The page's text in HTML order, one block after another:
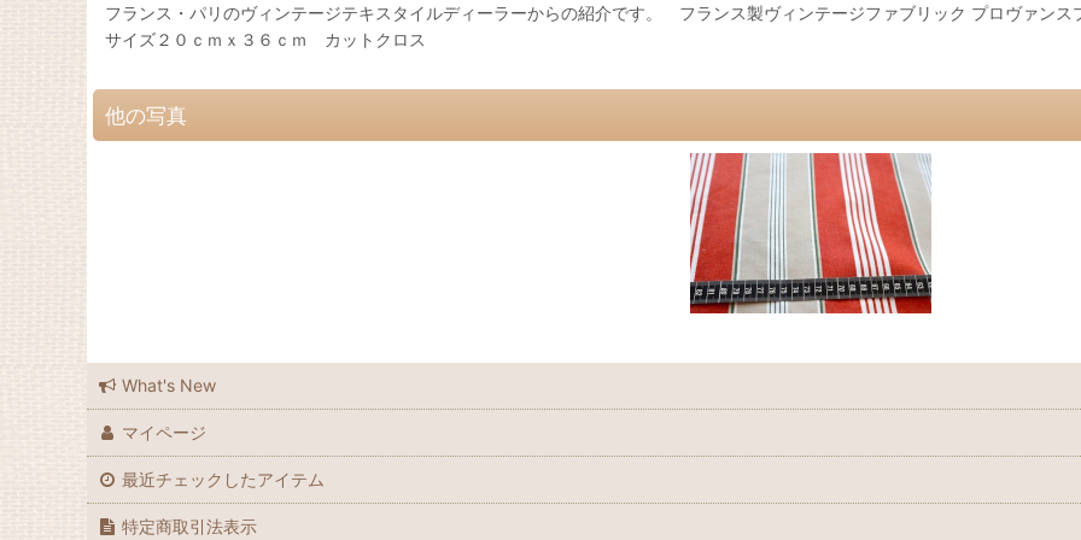
フランス・パリのヴィンテージテキスタイルディーラーからの紹介です。 フランス製ヴィンテージファブリック プロヴァンス
サイズ２０ｃｍｘ３６ｃｍ カットクロス
他の写真
What's New
マイページ
最近チェックしたアイテム
特定商取引法表示